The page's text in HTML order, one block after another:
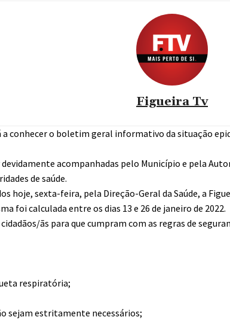
Figueira Tv
a conhecer o boletim geral informativo da situação
acompanhadas pelo Município e pela
de saúde.
hoje, sexta-feira, pela Direção-Geral da Saúde, a
foi calculada entre os dias 13 e 26 de janeiro de 2022.
ãs para que cumpram com as regras de
respiratória;
sejam estritamente necessários;